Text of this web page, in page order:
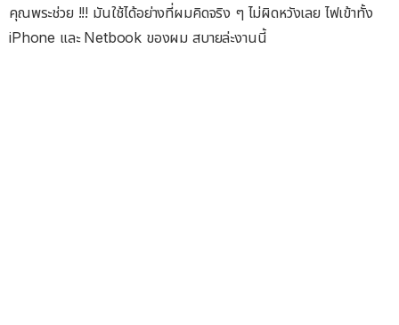
คุณพระช่วย !!! มันใช้ได้อย่างที่ผมคิดจริง ๆ ไม่ผิดหวังเลย ไฟเข้าทั้ง
iPhone และ Netbook ของผม สบายล่ะงานนี้